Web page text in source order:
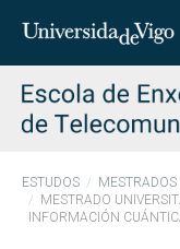
para
ESTUDOS
MESTRADOS
MESTRADO
INFORMACIÓN